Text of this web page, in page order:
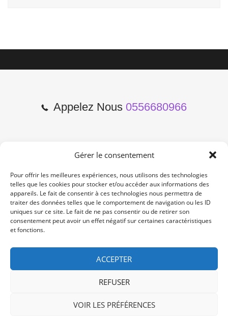
Gérer le consentement
Pour offrir les meilleures expériences, nous utilisons des technologies
telles que les cookies pour stocker et/ou accéder aux informations des
appareils. Le fait de consentir à ces technologies nous permettra de
traiter des données telles que le comportement de navigation ou les ID
uniques sur ce site. Le fait de ne pas consentir ou de retirer son
consentement peut avoir un effet négatif sur certaines caractéristiques
et fonctions.
ACCEPTER
REFUSER
VOIR LES PRÉFÉRENCES
Appelez Nous 0556680966
2 Cours de l'Yser 33800
Bordeaux
Lun-Samedi: 10:00 -19:00
Non Stop
/ /